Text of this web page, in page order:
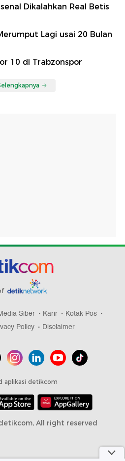
Dikalahkan Real Betis
Lagi usai 20 Bulan
10 di Trabzonspor
Siber Karir
Kotak Pos
Policy Disclaimer
aplikasi detikcom
All right reserved